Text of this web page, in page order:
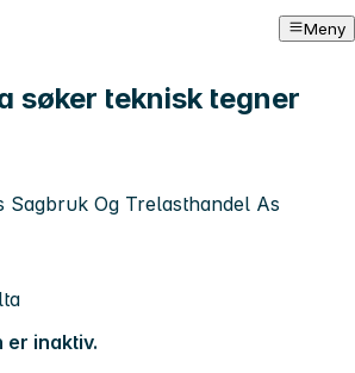
Meny
søker teknisk tegner
Sagbruk Og Trelasthandel As
er inaktiv.